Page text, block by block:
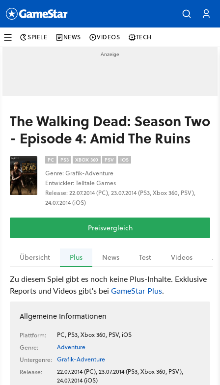
SPIELE NEWS VIDEOS TECH
The Walking Dead: Season Two
- Episode 4: Amid The Ruins
PC PS3 XBOX 360 PSV IOS
Genre: Grafik-Adventure
Entwickler: Telltale Games
Release: 22.07.2014 (PC), 23.07.2014 (PS3, Xbox 360, PSV),
24.07.2014 (iOS)
Preisvergleich
Übersicht Plus News Test Videos
Zu diesem Spiel gibt es noch keine Plus-Inhalte. Exklusive
Reports und Videos gibt's bei GameStar Plus.
Allgemeine Informationen
Plattform:
PC, PS3, Xbox 360, PSV, iOS
Genre:
Adventure
Untergenre:
Grafik-Adventure
Release:
22.07.2014 (PC), 23.07.2014 (PS3, Xbox 360, PSV),
24.07.2014 (iOS)